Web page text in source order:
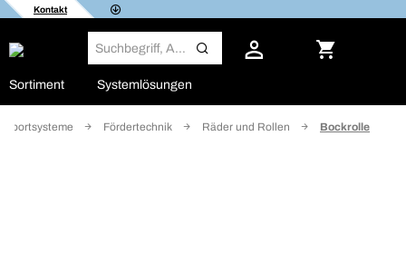
Kontakt
Sortiment Systemlösungen
Fördertechnik Räder und Rollen Bockrolle